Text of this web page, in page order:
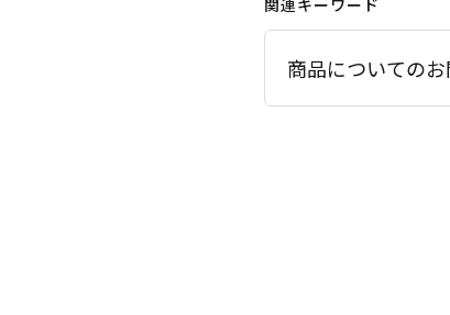
関連キーワード
商品についての